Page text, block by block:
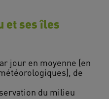
et ses îles
jour en moyenne (en
de
du milieu